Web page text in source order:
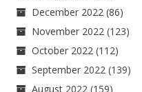
December 2022 (86)
November 2022 (123)
October 2022 (112)
September 2022 (139)
August 2022 (159)